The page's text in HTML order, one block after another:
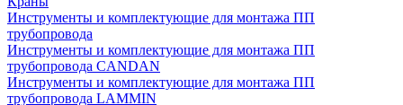
Инструменты и комплектующие для монтажа ПП
трубопровода
Инструменты и комплектующие для монтажа ПП
трубопровода CANDAN
Инструменты и комплектующие для монтажа ПП
трубопровода LAMMIN